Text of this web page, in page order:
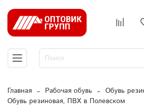
Главная Рабочая обувь
Обувь
Обувь резиновая, ПВХ в Полевском